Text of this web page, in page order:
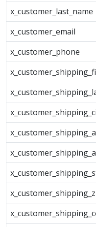
x_customer_last_name
x_customer_email
x_customer_phone